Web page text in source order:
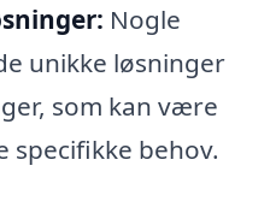
Nogle
unikke løsninger
som kan være
specifikke behov.